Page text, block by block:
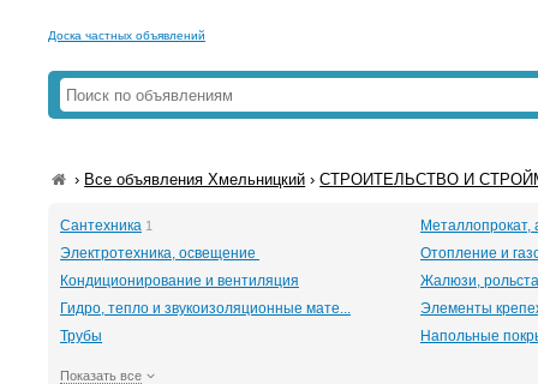
Доска частных объявлений
› Все объявления Хмельницкий ›СТРОИТЕЛЬСТВО И
Сантехника 1
Металлопрокат,
Электротехника, освещение
Отопление и
Кондиционирование и вентиляция
Жалюзи,
Гидро, тепло и звукоизоляционные мате...
Элементы
Трубы
Напольные
Показать все